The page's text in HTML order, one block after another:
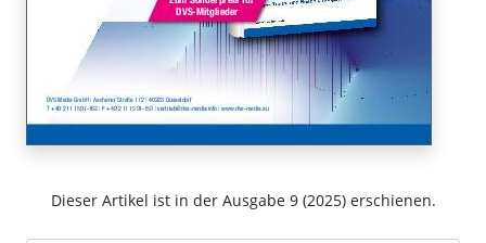
Dieser Artikel ist in der Ausgabe 9 (2025) erschienen.